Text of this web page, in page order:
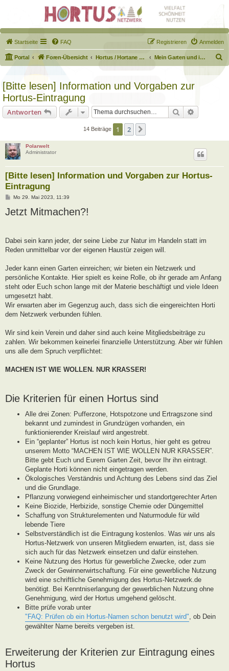
Startseite FAQ Anmelden
Registrieren
Portal Foren-Übersicht Hortus / Hortane Habitate / Garten auf dem Weg Mein Garten und ich!
u
[Bitte lesen] Information und Vorgaben zur
Hortus-Eintragung
Antworten Suche
14 Beiträge 1 2
Polarwelt
Administrator
[Bitte lesen] Information und Vorgaben zur Hortus-
Eintragung
B
i
t
Mo 29. Mai 2023, 11:39
Jetzt Mitmachen?!
Dabei sein kann jeder, der seine Liebe zur Natur im Handeln statt im
Reden unmittelbar vor der eigenen Haustür zeigen will.
Jeder kann einen Garten einreichen; wir bieten ein Netzwerk und
persönliche Kontakte. Hier spielt es keine Rolle, ob ihr gerade am Anfang
steht oder Euch schon lange mit der Materie beschäftigt und viele Ideen
umgesetzt habt.
Wir erwarten aber im Gegenzug auch, dass sich die eingereichten Horti
dem Netzwerk verbunden fühlen.
Wir sind kein Verein und daher sind auch keine Mitgliedsbeiträge zu
zahlen. Wir bekommen keinerlei finanzielle Unterstützung. Aber wir fühlen
uns alle dem Spruch verpflichtet:
MACHEN IST WIE WOLLEN. NUR KRASSER!
Die Kriterien für einen Hortus sind
Alle drei Zonen: Pufferzone, Hotspotzone und Ertragszone sind
bekannt und zumindest in Grundzügen vorhanden, ein
funktionierender Kreislauf wird angestrebt.
Ein “geplanter” Hortus ist noch kein Hortus, hier geht es getreu
unserem Motto “MACHEN IST WIE WOLLEN NUR KRASSER”.
Bitte gebt Euch und Eurem Garten Zeit, bevor Ihr ihn eintragt.
Geplante Horti können nicht eingetragen werden.
Ökologisches Verständnis und Achtung des Lebens sind das Ziel
und die Grundlage.
Pflanzung vorwiegend einheimischer und standortgerechter Arten
Keine Biozide, Herbizide, sonstige Chemie oder Düngemittel
Schaffung von Strukturelementen und Naturmodule für wild
lebende Tiere
Selbstverständlich ist die Eintragung kostenlos. Was wir uns als
Hortus-Netzwerk von unseren Mitgliedern erwarten, ist, dass sie
sich auch für das Netzwerk einsetzen und dafür einstehen.
Keine Nutzung des Hortus für gewerbliche Zwecke, oder zum
Zweck der Gewinnerwirtschaftung. Für eine gewerbliche Nutzung
wird eine schriftliche Genehmigung des Hortus-Netzwerk.de
benötigt. Bei Kenntniserlangung der gewerblichen Nutzung ohne
Genehmigung, wird der Hortus umgehend gelöscht.
Bitte prüfe vorab unter
"FAQ: Prüfen ob ein Hortus-Namen schon benutzt wird", ob Dein
gewählter Name bereits vergeben ist.
Erweiterung der Kriterien zur Eintragung eines
Hortus